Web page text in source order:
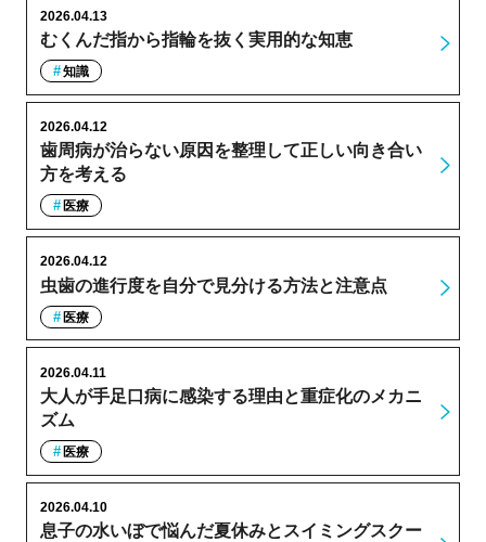
むくんだ指から指輪を抜く実用的な知恵
2026.04.13
知識
歯周病が治らない原因を整理して正しい向き合い
方を考える
2026.04.12
医療
虫歯の進行度を自分で見分ける方法と注意点
2026.04.12
医療
大人が手足口病に感染する理由と重症化のメカニ
ズム
2026.04.11
医療
息子の水いぼで悩んだ夏休みとスイミングスクー
2026.04.10